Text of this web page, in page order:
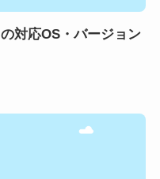
対応OS・バージョン